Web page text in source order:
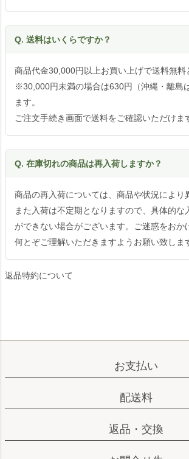
Q. 送料はいくらですか？
商品代金30,000円以上お買い上げで送料無料
※30,000円未満の場合は630円（沖縄・離島
ます。
ご注文手続き画面で送料をご確認いただけま
Q. 在庫切れの商品は再入荷しますか？
商品の再入荷については、商品や状況により
また入荷は不定期となりますので、具体的な
ができない場合がございます。ご迷惑をおか
何とぞご理解いただきますようお願い致しま
返品特約について
お支払い
配送料
返品・交換